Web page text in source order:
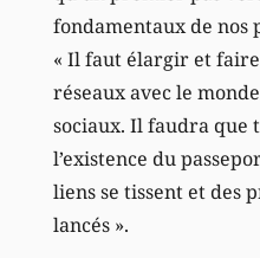
fondamentaux de
« Il faut élargir et
réseaux avec le
sociaux. Il faudra que
l’existence du
liens se tissent et des
lancés ».